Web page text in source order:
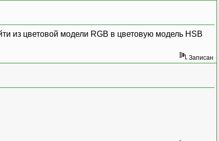
из цветовой модели RGB в цветовую модель HSB
Записан